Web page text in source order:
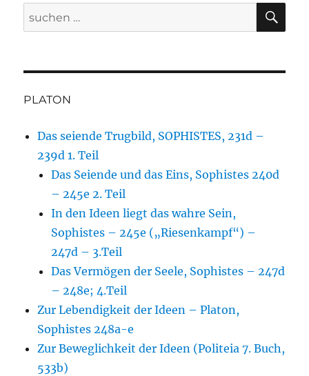
Suche
nach:
PLATON
Das seiende Trugbild, SOPHISTES, 231d –
239d 1. Teil
Das Seiende und das Eins, Sophistes 240d
– 245e 2. Teil
In den Ideen liegt das wahre Sein,
Sophistes – 245e („Riesenkampf“) –
247d – 3.Teil
Das Vermögen der Seele, Sophistes – 247d
– 248e; 4.Teil
Zur Lebendigkeit der Ideen – Platon,
Sophistes 248a-e
Zur Beweglichkeit der Ideen (Politeia 7. Buch,
533b)